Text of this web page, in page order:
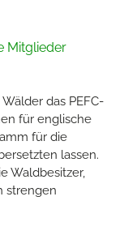
Mitglieder
das PEFC-
für englische
für die
lassen.
Waldbesitzer,
strengen